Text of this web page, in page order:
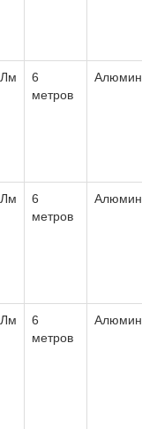
6
метров
6
метров
6
метров